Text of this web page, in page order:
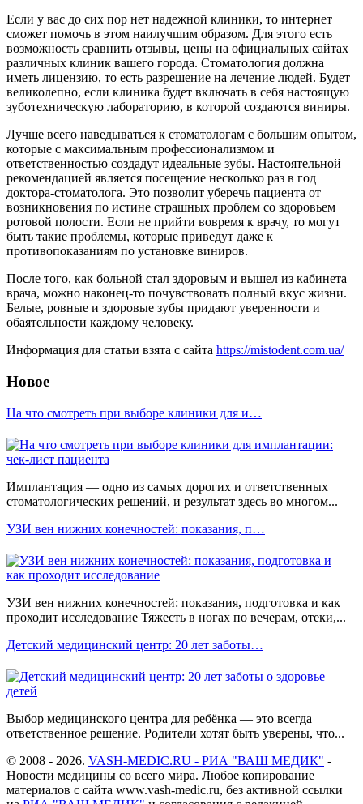
Если у вас до сих пор нет надежной клиники, то интернет
сможет помочь в этом наилучшим образом. Для этого есть
возможность сравнить отзывы, цены на официальных сайтах
различных клиник вашего города. Стоматология должна
иметь лицензию, то есть разрешение на лечение людей. Будет
великолепно, если клиника будет включать в себя настоящую
зуботехническую лабораторию, в которой создаются виниры.
Лучше всего наведываться к стоматологам с большим опытом,
которые с максимальным профессионализмом и
ответственностью создадут идеальные зубы. Настоятельной
рекомендацией является посещение несколько раз в год
доктора-стоматолога. Это позволит уберечь пациента от
возникновения по истине страшных проблем со здоровьем
ротовой полости. Если не прийти вовремя к врачу, то могут
быть такие проблемы, которые приведут даже к
противопоказаниям по установке виниров.
После того, как больной стал здоровым и вышел из кабинета
врача, можно наконец-то почувствовать полный вкус жизни.
Белые, ровные и здоровые зубы придают уверенности и
обаятельности каждому человеку.
Информация для статьи взята с сайта https://mistodent.com.ua/
Новое
На что смотреть при выборе клиники для и…
Имплантация — одно из самых дорогих и ответственных
стоматологических решений, и результат здесь во многом...
УЗИ вен нижних конечностей: показания, п…
УЗИ вен нижних конечностей: показания, подготовка и как
проходит исследование Тяжесть в ногах по вечерам, отеки,...
Детский медицинский центр: 20 лет заботы…
Выбор медицинского центра для ребёнка — это всегда
ответственное решение. Родители хотят быть уверены, что...
© 2008 - 2026. VASH-MEDIC.RU - РИА "ВАШ МЕДИК" -
Новости медицины со всего мира. Любое копирование
материалов с сайта www.vash-medic.ru, без активной ссылки